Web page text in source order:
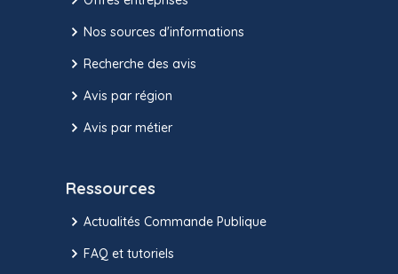
Nos sources d'informations
Recherche des avis
Avis par région
Avis par métier
Ressources
Actualités Commande Publique
FAQ et tutoriels